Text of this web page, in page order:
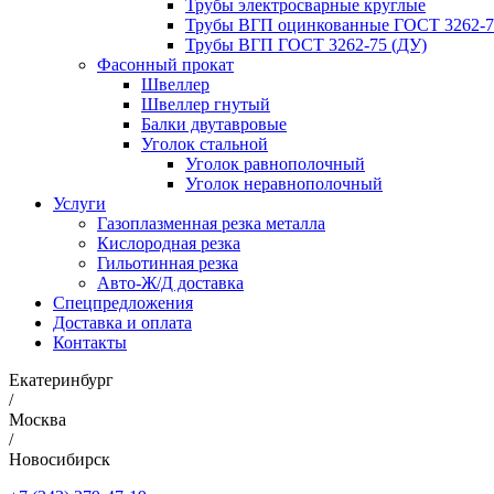
Трубы электросварные круглые
Трубы ВГП оцинкованные ГОСТ 3262-
Трубы ВГП ГОСТ 3262-75 (ДУ)
Фасонный прокат
Швеллер
Швеллер гнутый
Балки двутавровые
Уголок стальной
Уголок равнополочный
Уголок неравнополочный
Услуги
Газоплазменная резка металла
Кислородная резка
Гильотинная резка
Авто-Ж/Д доставка
Спецпредложения
Доставка и оплата
Контакты
Екатеринбург
/
Москва
/
Новосибирск